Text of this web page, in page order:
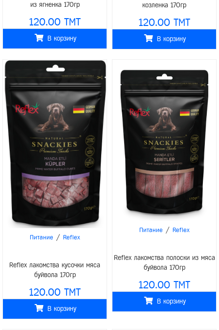
из ягненка 170гр
120.00 TMT
В корзину
козленка 170гр
120.00 TMT
В корзину
Питание / Reflex
Reflex лакомства кусочки мяса
буйвола 170гр
120.00 TMT
В корзину
Питание / Reflex
Reflex лакомства полоски из мяса
буйвола 170гр
120.00 TMT
В корзину